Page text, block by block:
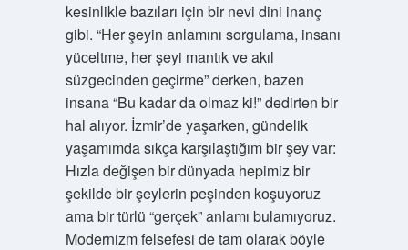
kesinlikle bazıları için bir nevi dini inanç
gibi. “Her şeyin anlamını sorgulama, insanı
yüceltme, her şeyi mantık ve akıl
süzgecinden geçirme” derken, bazen
insana “Bu kadar da olmaz ki!” dedirten bir
hal alıyor. İzmir’de yaşarken, gündelik
yaşamımda sıkça karşılaştığım bir şey var:
Hızla değişen bir dünyada hepimiz bir
şekilde bir şeylerin peşinden koşuyoruz
ama bir türlü “gerçek” anlamı bulamıyoruz.
Modernizm felsefesi de tam olarak böyle